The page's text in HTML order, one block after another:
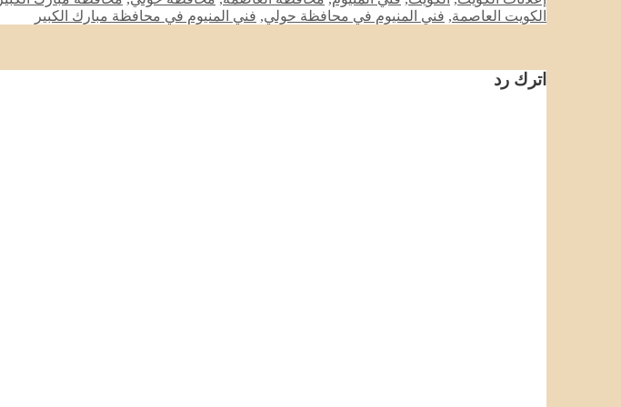
الكويت العاصمة, فني المنيوم في محافظة حولي, فني المنيوم في محافظة مبارك الكبير
اترك رد